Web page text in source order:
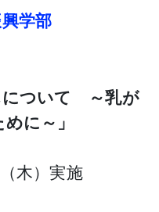
学部
ついて ～乳が
に～」
木）実施